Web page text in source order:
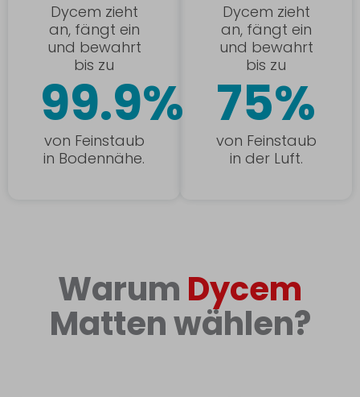
Dycem zieht
an, fängt ein
und bewahrt
bis zu
99.9%
von Feinstaub
in Bodennähe.
Dycem zieht
an, fängt ein
und bewahrt
bis zu
75%
von Feinstaub
in der Luft.
Warum Dycem
Matten wählen?